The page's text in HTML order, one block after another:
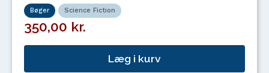
Bøger Science Fiction
350,00 kr.
Læg i kurv